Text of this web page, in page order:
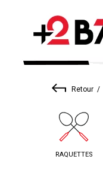
Retour
RAQUETTES